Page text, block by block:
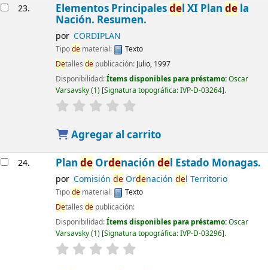
23. Elementos Principalesdel XI Plan dela
Nación. Resumen.
por CORDIPLAN
Tipodematerial:
Texto
Detalles depublicación: Julio, 1997
Disponibilidad:Ítems disponibles para préstamo:Oscar
Varsavsky(1) Signatura topográfica:IVP-D-03264 .
Agregar al carrito
24. Plan deOrdenación del Estado Monagas.
por Comisión deOrdenación del Territorio
Tipodematerial:
Texto
Detalles depublicación:
Disponibilidad:Ítems disponibles para préstamo:Oscar
Varsavsky(1) Signatura topográfica:IVP-D-03296 .